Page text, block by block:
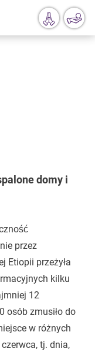
domy i
przez
Etiopii przeżyła
kilku
12
osób zmusiło do
w różnych
tj. dnia,